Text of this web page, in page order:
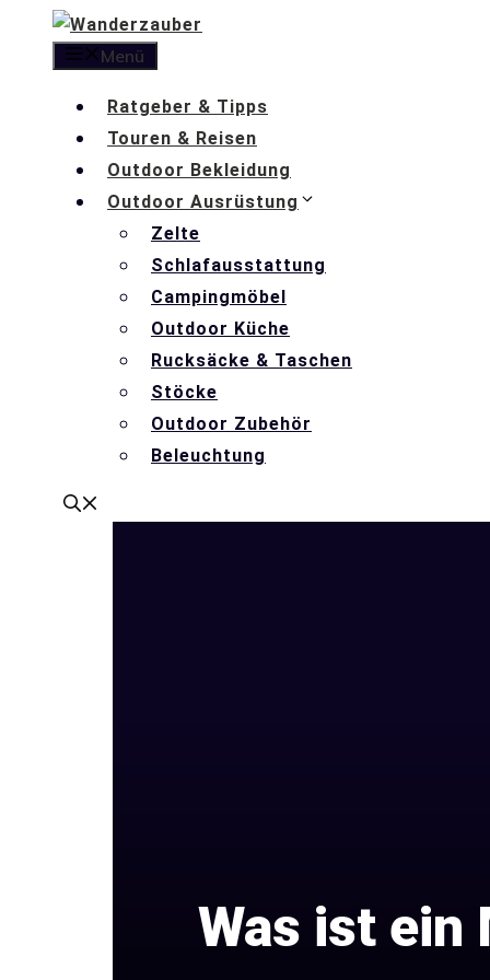
Menü
Ratgeber & Tipps
Touren & Reisen
Outdoor Bekleidung
Outdoor Ausrüstung
Zelte
Schlafausstattung
Campingmöbel
Outdoor Küche
Rucksäcke & Taschen
Stöcke
Outdoor Zubehör
Beleuchtung
Was ist ein